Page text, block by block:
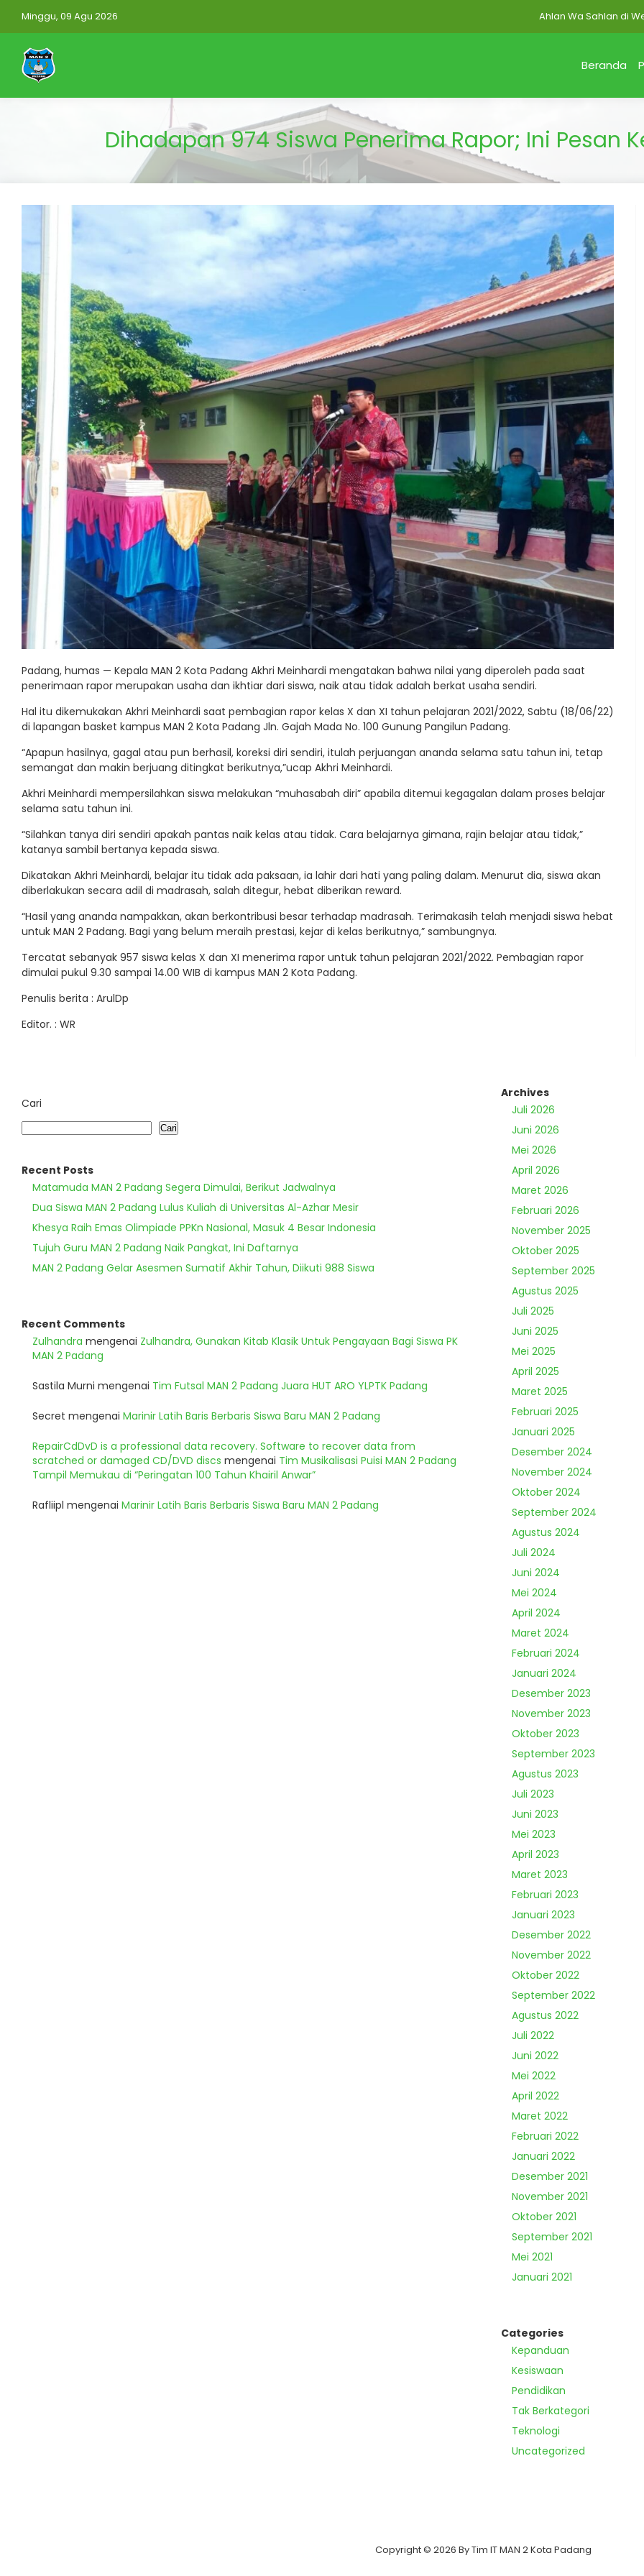
Minggu, 09 Agu 2026 Ahlan Wa Sahlan di Website
Beranda
Dihadapan 974 Siswa Penerima Rapor; Ini Pesan
Padang, humas — Kepala MAN 2 Kota Padang Akhri Meinhardi mengatakan bahwa nilai yang diperoleh pada saat
penerimaan rapor merupakan usaha dan ikhtiar dari siswa, naik atau tidak adalah berkat usaha sendiri.
Hal itu dikemukakan Akhri Meinhardi saat pembagian rapor kelas X dan XI tahun pelajaran 2021/2022, Sabtu (18/06/22)
di lapangan basket kampus MAN 2 Kota Padang Jln. Gajah Mada No. 100 Gunung Pangilun Padang.
“Apapun hasilnya, gagal atau pun berhasil, koreksi diri sendiri, itulah perjuangan ananda selama satu tahun ini, tetap
semangat dan makin berjuang ditingkat berikutnya,”ucap Akhri Meinhardi.
Akhri Meinhardi mempersilahkan siswa melakukan “muhasabah diri” apabila ditemui kegagalan dalam proses belajar
selama satu tahun ini.
“Silahkan tanya diri sendiri apakah pantas naik kelas atau tidak. Cara belajarnya gimana, rajin belajar atau tidak,”
katanya sambil bertanya kepada siswa.
Dikatakan Akhri Meinhardi, belajar itu tidak ada paksaan, ia lahir dari hati yang paling dalam. Menurut dia, siswa akan
diberlakukan secara adil di madrasah, salah ditegur, hebat diberikan reward.
“Hasil yang ananda nampakkan, akan berkontribusi besar terhadap madrasah. Terimakasih telah menjadi siswa hebat
untuk MAN 2 Padang. Bagi yang belum meraih prestasi, kejar di kelas berikutnya,” sambungnya.
Tercatat sebanyak 957 siswa kelas X dan XI menerima rapor untuk tahun pelajaran 2021/2022. Pembagian rapor
dimulai pukul 9.30 sampai 14.00 WIB di kampus MAN 2 Kota Padang.
Penulis berita : ArulDp
Editor. : WR
Cari
Cari
Recent Posts
Matamuda MAN 2 Padang Segera Dimulai, Berikut Jadwalnya
Dua Siswa MAN 2 Padang Lulus Kuliah di Universitas Al-Azhar Mesir
Khesya Raih Emas Olimpiade PPKn Nasional, Masuk 4 Besar Indonesia
Tujuh Guru MAN 2 Padang Naik Pangkat, Ini Daftarnya
MAN 2 Padang Gelar Asesmen Sumatif Akhir Tahun, Diikuti 988 Siswa
Recent Comments
Zulhandra mengenai Zulhandra, Gunakan Kitab Klasik Untuk Pengayaan Bagi Siswa PK
MAN 2 Padang
Sastila Murni mengenai Tim Futsal MAN 2 Padang Juara HUT ARO YLPTK Padang
Secret mengenai Marinir Latih Baris Berbaris Siswa Baru MAN 2 Padang
RepairCdDvD is a professional data recovery. Software to recover data from
scratched or damaged CD/DVD discs mengenai Tim Musikalisasi Puisi MAN 2 Padang
Tampil Memukau di “Peringatan 100 Tahun Khairil Anwar”
Rafliipl mengenai Marinir Latih Baris Berbaris Siswa Baru MAN 2 Padang
Archives
Juli 2026
Juni 2026
Mei 2026
April 2026
Maret 2026
Februari 2026
November 2025
Oktober 2025
September 2025
Agustus 2025
Juli 2025
Juni 2025
Mei 2025
April 2025
Maret 2025
Februari 2025
Januari 2025
Desember 2024
November 2024
Oktober 2024
September 2024
Agustus 2024
Juli 2024
Juni 2024
Mei 2024
April 2024
Maret 2024
Februari 2024
Januari 2024
Desember 2023
November 2023
Oktober 2023
September 2023
Agustus 2023
Juli 2023
Juni 2023
Mei 2023
April 2023
Maret 2023
Februari 2023
Januari 2023
Desember 2022
November 2022
Oktober 2022
September 2022
Agustus 2022
Juli 2022
Juni 2022
Mei 2022
April 2022
Maret 2022
Februari 2022
Januari 2022
Desember 2021
November 2021
Oktober 2021
September 2021
Mei 2021
Januari 2021
Categories
Kepanduan
Kesiswaan
Pendidikan
Tak Berkategori
Teknologi
Uncategorized
Copyright © 2026 By Tim IT MAN 2 Kota Padang